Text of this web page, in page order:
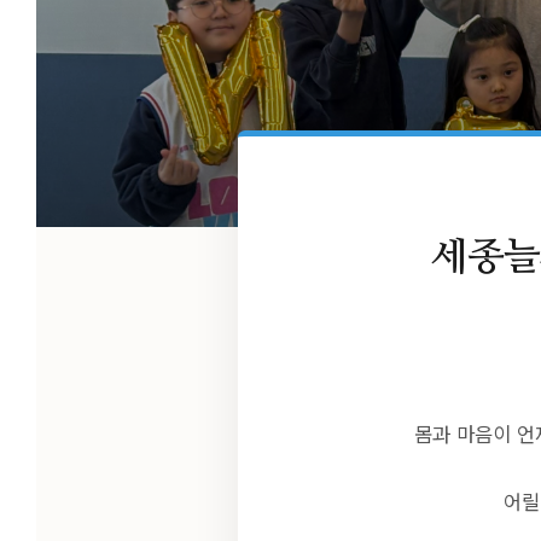
세종
몸과 마음이
어